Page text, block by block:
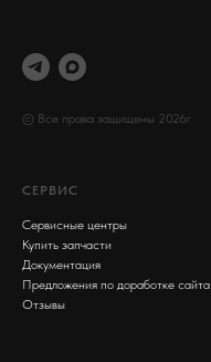
© Все права защищены 2026г
СЕРВИС
Сервисные центры
Купить запчасти
Документация
Предложения по доработке сайта
Отзывы